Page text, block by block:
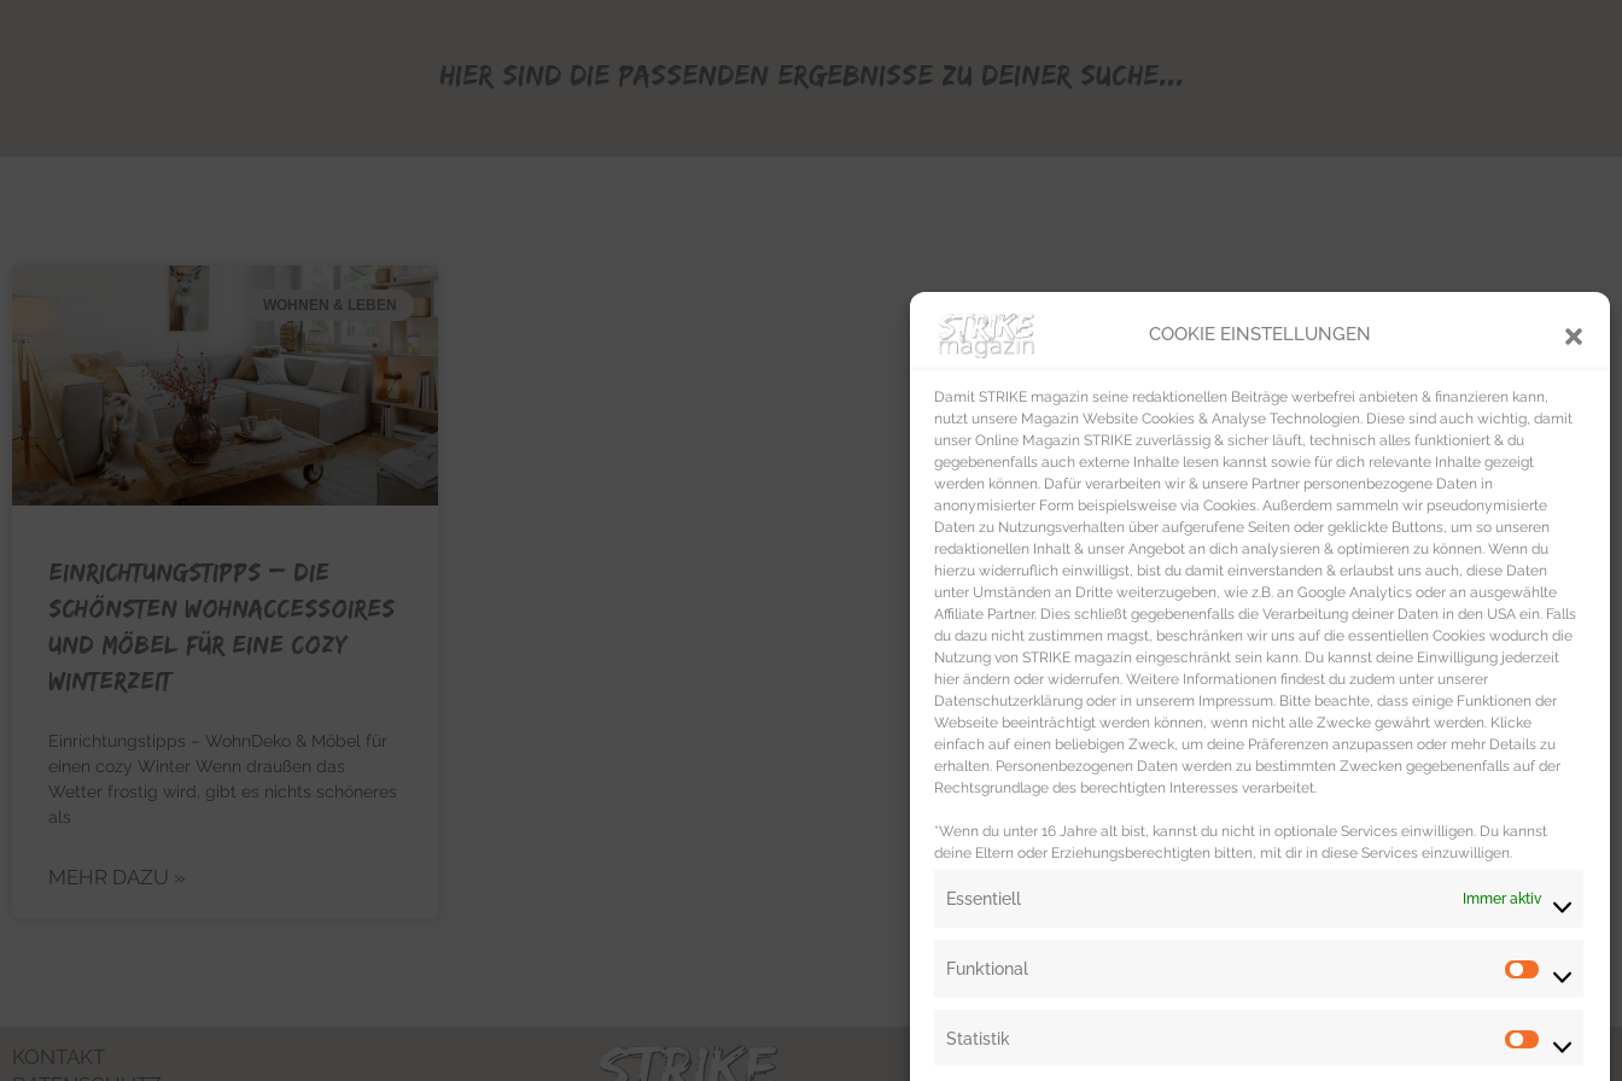
COOKIE EINSTELLUNGEN
Damit STRIKE magazin seine redaktionellen Beiträge werbefrei anbieten & finanzieren kann,
nutzt unsere Magazin Website Cookies & Analyse Technologien. Diese sind auch wichtig, damit
unser Online Magazin STRIKE zuverlässig & sicher läuft, technisch alles funktioniert & du
gegebenenfalls auch externe Inhalte lesen kannst sowie für dich relevante Inhalte gezeigt
werden können. Dafür verarbeiten wir & unsere Partner personenbezogene Daten in
anonymisierter Form beispielsweise via Cookies. Außerdem sammeln wir pseudonymisierte
Daten zu Nutzungsverhalten über aufgerufene Seiten oder geklickte Buttons, um so unseren
redaktionellen Inhalt & unser Angebot an dich analysieren & optimieren zu können. Wenn du
hierzu widerruflich einwilligst, bist du damit einverstanden & erlaubst uns auch, diese Daten
unter Umständen an Dritte weiterzugeben, wie z.B. an Google Analytics oder an ausgewählte
Affiliate Partner. Dies schließt gegebenenfalls die Verarbeitung deiner Daten in den USA ein. Falls
du dazu nicht zustimmen magst, beschränken wir uns auf die essentiellen Cookies wodurch die
Nutzung von STRIKE magazin eingeschränkt sein kann. Du kannst deine Einwilligung jederzeit
hier ändern oder widerrufen. Weitere Informationen findest du zudem unter unserer
Datenschutzerklärung oder in unserem Impressum. Bitte beachte, dass einige Funktionen der
Webseite beeinträchtigt werden können, wenn nicht alle Zwecke gewährt werden. Klicke
einfach auf einen beliebigen Zweck, um deine Präferenzen anzupassen oder mehr Details zu
erhalten. Personenbezogenen Daten werden zu bestimmten Zwecken gegebenenfalls auf der
Rechtsgrundlage des berechtigten Interesses verarbeitet.
*Wenn du unter 16 Jahre alt bist, kannst du nicht in optionale Services einwilligen. Du kannst
deine Eltern oder Erziehungsberechtigten bitten, mit dir in diese Services einzuwilligen.
Essentiell Immer aktiv
Funktional
Statistik
Hier sind die passenden Ergebnisse zu deiner Suche...
WOHNEN & LEBEN
EINRICHTUNGSTIPPS – Die
schönsten Wohnaccessoires
und Möbel für eine cozy
Winterzeit
Einrichtungstipps – WohnDeko & Möbel für
einen cozy Winter Wenn draußen das
Wetter frostig wird, gibt es nichts schöneres
als
MEHR DAZU »
KONTAKT